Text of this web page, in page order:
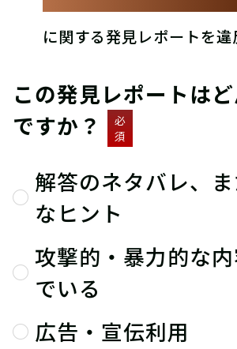
に関する発見レポートを違
この発見レポートは
ですか？
必
須
解答のネタバレ、
なヒント
攻撃的・暴力的な
でいる
広告・宣伝利用